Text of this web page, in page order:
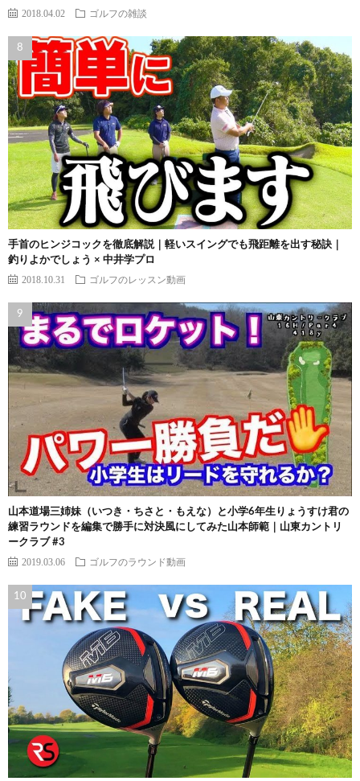
2018.04.02 ゴルフの雑談
手首のヒンジコックを徹底解説｜軽いスイングでも飛距離を出す秘訣｜
釣りよかでしょう × 中井学プロ
2018.10.31 ゴルフのレッスン動画
山本道場三姉妹（いつき・ちさと・もえな）と小学6年生りょうすけ君の
練習ラウンドを編集で勝手に対決風にしてみた山本師範｜山東カントリ
ークラブ #3
2019.03.06 ゴルフのラウンド動画